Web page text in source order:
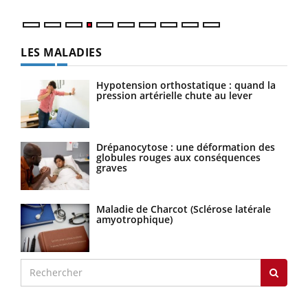
LES MALADIES
Hypotension orthostatique : quand la
pression artérielle chute au lever
Drépanocytose : une déformation des
globules rouges aux conséquences
graves
Maladie de Charcot (Sclérose latérale
amyotrophique)